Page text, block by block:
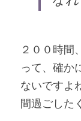
２００時間
って、確か
ないですよ
間過ごした